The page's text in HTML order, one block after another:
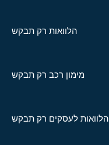
הלוואות רק תבקש
מימון רכב רק תבקש
הלוואות לעסקים רק תבקש